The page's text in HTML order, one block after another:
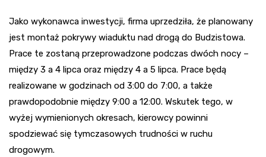
Jako wykonawca inwestycji, firma uprzedziła, że planowany
jest montaż pokrywy wiaduktu nad drogą do Budzistowa.
Prace te zostaną przeprowadzone podczas dwóch nocy –
między 3 a 4 lipca oraz między 4 a 5 lipca. Prace będą
realizowane w godzinach od 3:00 do 7:00, a także
prawdopodobnie między 9:00 a 12:00. Wskutek tego, w
wyżej wymienionych okresach, kierowcy powinni
spodziewać się tymczasowych trudności w ruchu
drogowym.